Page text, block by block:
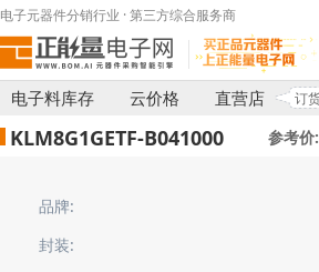
电子元器件分销行业 · 第三方综合服务商
电子料库存 云价格 直营店 订
KLM8G1GETF-B041000 参考价:
品牌:
封装: